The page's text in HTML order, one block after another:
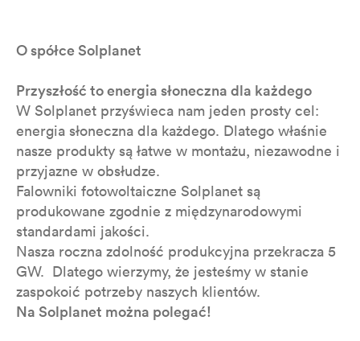
O spółce Solplanet
Przyszłość to energia słoneczna dla każdego
W Solplanet przyświeca nam jeden prosty cel:
energia słoneczna dla każdego. Dlatego właśnie
nasze produkty są łatwe w montażu, niezawodne i
przyjazne w obsłudze.
Falowniki fotowoltaiczne Solplanet są
produkowane zgodnie z międzynarodowymi
standardami jakości.
Nasza roczna zdolność produkcyjna przekracza 5
GW. Dlatego wierzymy, że jesteśmy w stanie
zaspokoić potrzeby naszych klientów.
Na Solplanet można polegać!